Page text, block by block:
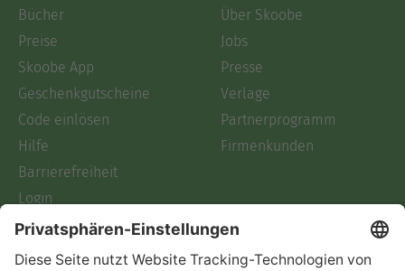
Bücher
Preise
Skoobe App
Geschenkgutscheine
Code einlösen
Hilfe
Barrierefreiheit
Login
Skoobe liest
Über Skoobe
Jobs
Presse
Verlage
Partnerprogramm
Firmenkunden